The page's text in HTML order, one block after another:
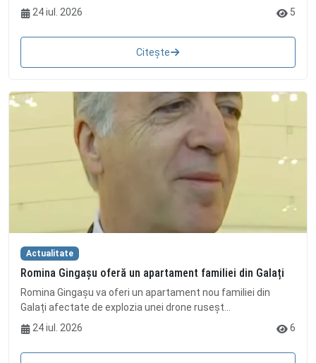
24 iul. 2026
5
Citește
Actualitate
Romina Gingașu oferă un apartament familiei din Galați
Romina Gingașu va oferi un apartament nou familiei din
Galați afectate de explozia unei drone ruseșt...
24 iul. 2026
6